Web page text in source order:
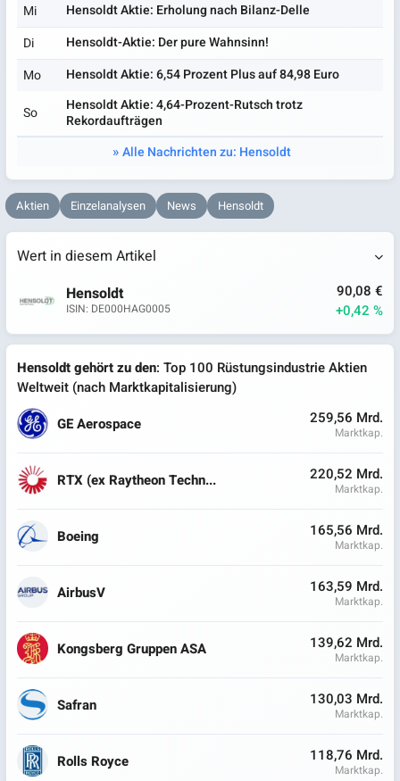
Mi
Hensoldt Aktie: Erholung nach Bilanz-Delle
Di
Hensoldt-Aktie: Der pure Wahnsinn!
Mo
Hensoldt Aktie: 6,54 Prozent Plus auf 84,98 Euro
So
Hensoldt Aktie: 4,64-Prozent-Rutsch trotz
Rekordaufträgen
Alle Nachrichten zu: Hensoldt
Aktien Einzelanalysen News Hensoldt
Wert in diesem Artikel
Hensoldt
ISIN: DE000HAG0005
90,08 €
+0,42 %
Hensoldt gehört zu den: Top 100 Rüstungsindustrie Aktien
Weltweit (nach Marktkapitalisierung)
GE Aerospace
259,56 Mrd.
Marktkap.
RTX (ex Raytheon Techn... 220,52 Mrd.
Marktkap.
Boeing 165,56 Mrd.
Marktkap.
AirbusV 163,59 Mrd.
Marktkap.
Kongsberg Gruppen ASA 139,62 Mrd.
Marktkap.
Safran 130,03 Mrd.
Marktkap.
Rolls Royce 118,76 Mrd.
Marktkap.